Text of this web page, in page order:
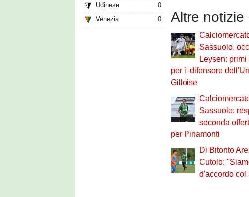
Udinese
0
Venezia
0 Altre notizie
Sassuolo,
Leysen: primi
per il difensore
Gilloise
Sassuolo:
seconda
per Pinamonti
Di Bitonto
Cutolo:
d'accordo col